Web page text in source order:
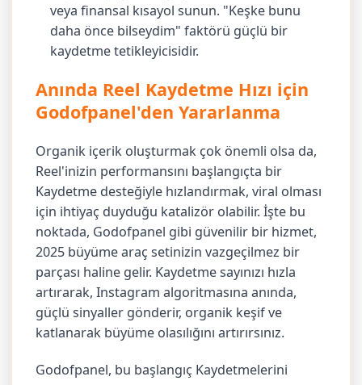
veya finansal kısayol sunun. "Keşke bunu
daha önce bilseydim" faktörü güçlü bir
kaydetme tetikleyicisidir.
Anında Reel Kaydetme Hızı için
Godofpanel'den Yararlanma
Organik içerik oluşturmak çok önemli olsa da,
Reel'inizin performansını başlangıçta bir
Kaydetme desteğiyle hızlandırmak, viral olması
için ihtiyaç duyduğu katalizör olabilir. İşte bu
noktada, Godofpanel gibi güvenilir bir hizmet,
2025 büyüme araç setinizin vazgeçilmez bir
parçası haline gelir. Kaydetme sayınızı hızla
artırarak, Instagram algoritmasına anında,
güçlü sinyaller gönderir, organik keşif ve
katlanarak büyüme olasılığını artırırsınız.
Godofpanel, bu başlangıç Kaydetmelerini